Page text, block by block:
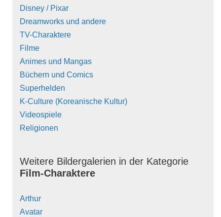
Disney / Pixar
Dreamworks und andere
TV-Charaktere
Filme
Animes und Mangas
Büchern und Comics
Superhelden
K-Culture (Koreanische Kultur)
Videospiele
Religionen
Weitere Bildergalerien in der Kategorie
Film-Charaktere
Arthur
Avatar